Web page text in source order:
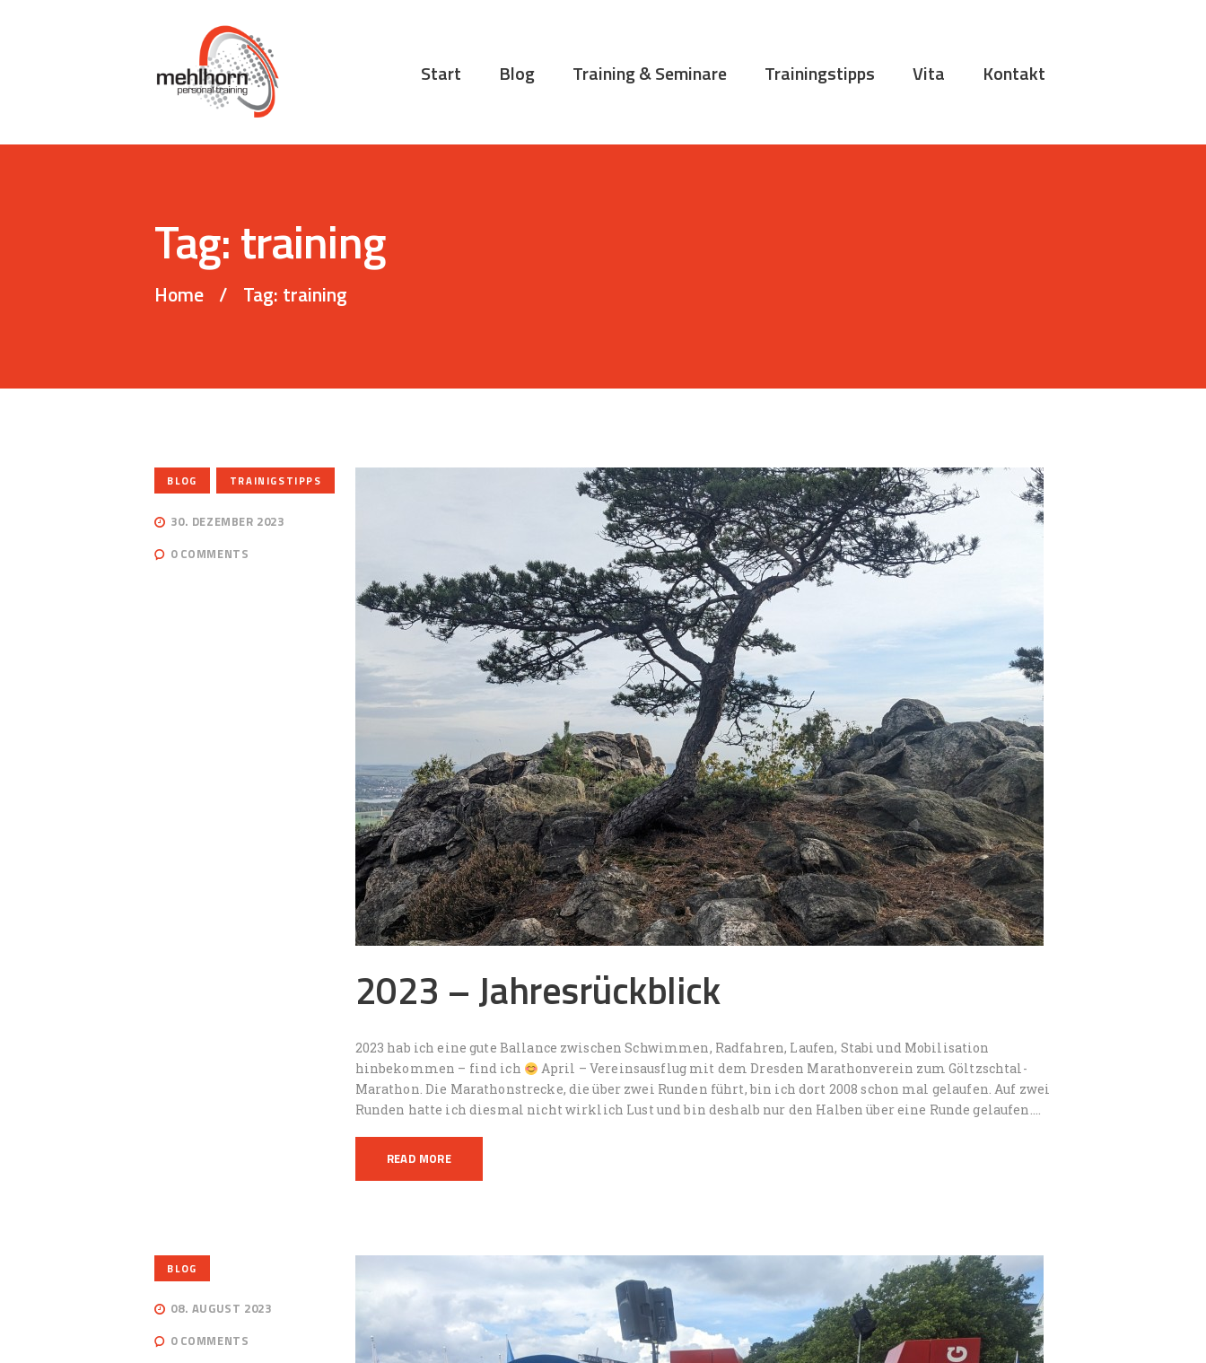
Start Blog Training & Seminare Trainingstipps Vita Kontakt
Tag: training
Home Tag: training
BLOG
SEMINARE
BLOG TRAINIGSTIPPS
30. DEZEMBER 2023
0 COMMENTS
2023 – Jahresrückblick
2023 hab ich eine gute Ballance zwischen Schwimmen, Radfahren, Laufen, Stabi und Mobilisation
hinbekommen – find ich
April – Vereinsausflug mit dem Dresden Marathonverein zum Göltzschtal-
Marathon. Die Marathonstrecke, die über zwei Runden führt, bin ich dort 2008 schon mal gelaufen. Auf zwei
Runden hatte ich diesmal nicht wirklich Lust und bin deshalb nur den Halben über eine Runde gelaufen.…
READ MORE
BLOG
08. AUGUST 2023
0 COMMENTS